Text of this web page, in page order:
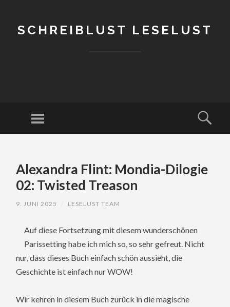
SCHREIBLUST LESELUST
Menu
CONTENT
Alexandra Flint: Mondia-Dilogie
02: Twisted Treason
9. JUNI 2025 LESELUST TEAM
Auf diese Fortsetzung mit diesem wunderschönen
Parissetting habe ich mich so, so sehr gefreut. Nicht
nur, dass dieses Buch einfach schön aussieht, die
Geschichte ist einfach nur WOW!
Wir kehren in diesem Buch zurück in die magische